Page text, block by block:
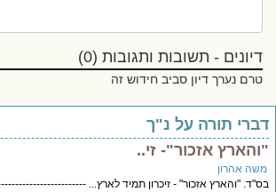
דיונים - תשובות ותגובות (0)
טרם נערך דיון סביב חידוש זה
תורה על נ"ך
אזכור"- זי..
אהרון
"והארץ אזכור" - זיכרון תמיד לארץ...